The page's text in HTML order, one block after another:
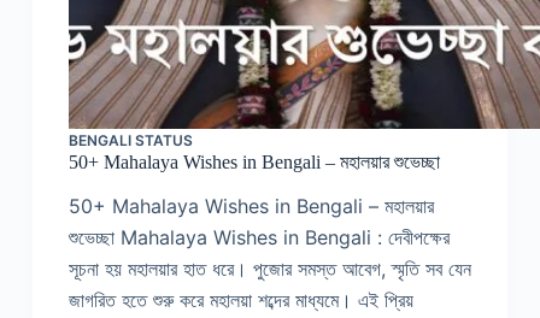
BENGALI STATUS
50+ Mahalaya Wishes in Bengali – মহালয়ার শুভেচ্ছা
50+ Mahalaya Wishes in Bengali – মহালয়ার
শুভেচ্ছা Mahalaya Wishes in Bengali : দেবীপক্ষের
সূচনা হয় মহালয়ার হাত ধরে। পুজোর সমস্ত আবেগ, স্মৃতি সব যেন
জাগরিত হতে শুরু করে মহালয়া শব্দের মাধ্যমে। এই প্রিয়